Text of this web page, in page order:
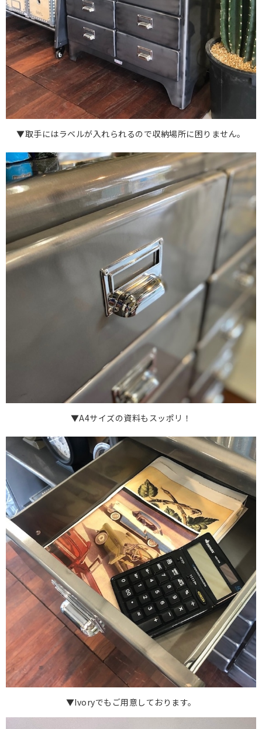
▼取手にはラベルが入れられるので収納場所に困りません。
▼A4サイズの資料もスッポリ！
▼Ivoryでもご用意しております。